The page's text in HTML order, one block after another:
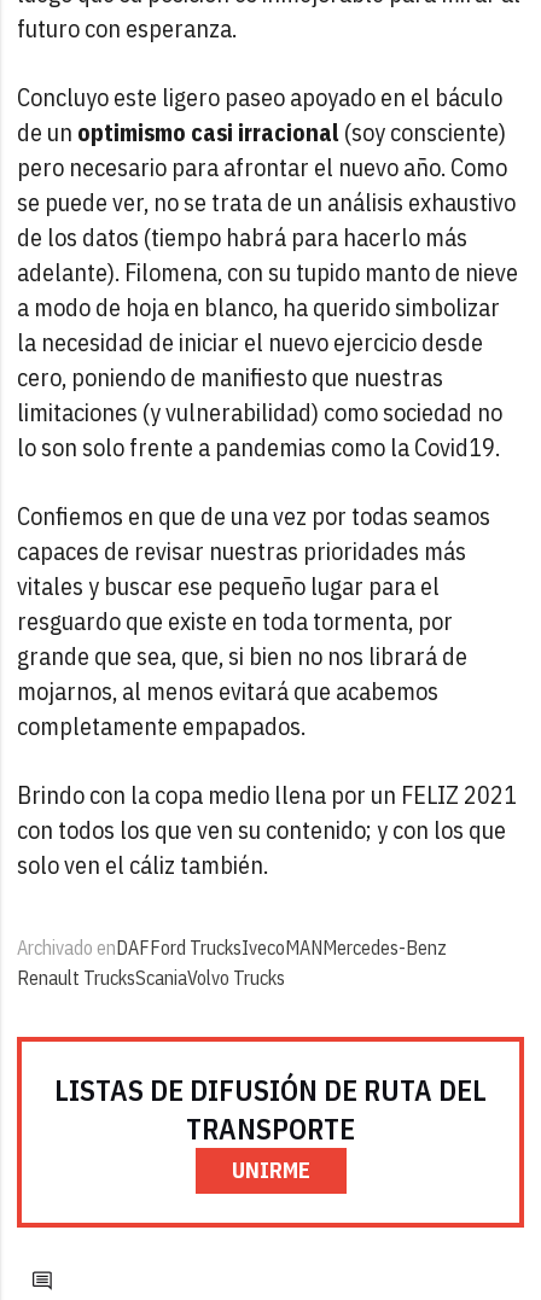
futuro con esperanza.
Concluyo este ligero paseo apoyado en el báculo
de un optimismo casi irracional(soy consciente)
pero necesario para afrontar el nuevo año. Como
se puede ver, no se trata de un análisis exhaustivo
de los datos (tiempo habrá para hacerlo más
adelante). Filomena, con su tupido manto de nieve
a modo de hoja en blanco, ha querido simbolizar
la necesidad de iniciar el nuevo ejercicio desde
cero, poniendo de manifiesto que nuestras
limitaciones (y vulnerabilidad) como sociedad no
lo son solo frente a pandemias como la Covid19.
Confiemos en que de una vez por todas seamos
capaces de revisar nuestras prioridades más
vitales y buscar ese pequeño lugar para el
resguardo que existe en toda tormenta, por
grande que sea, que, si bien no nos librará de
mojarnos, al menos evitará que acabemos
completamente empapados.
Brindo con la copa medio llena por un FELIZ 2021
con todos los que ven su contenido; y con los que
solo ven el cáliz también.
Archivado enDAFFord TrucksIvecoMANMercedes-Benz
Renault TrucksScaniaVolvo Trucks
LISTAS DE DIFUSIÓN DE RUTA DEL
TRANSPORTE
UNIRME